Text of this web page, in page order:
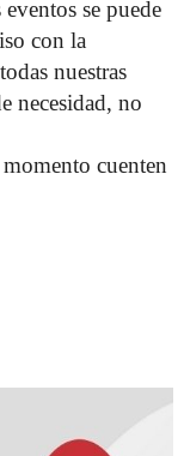
se puede
con la
nuestras
necesidad, no
momento cuenten